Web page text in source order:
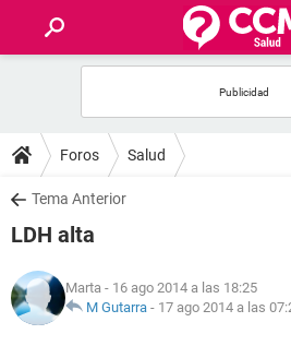
FOROS
SALUD
NUTRICIÓN
Foros Salud
Tema Anterior
LDH alta
Marta - 16 ago 2014 a las 18:25
M Gutarra - 17 ago 2014 a las